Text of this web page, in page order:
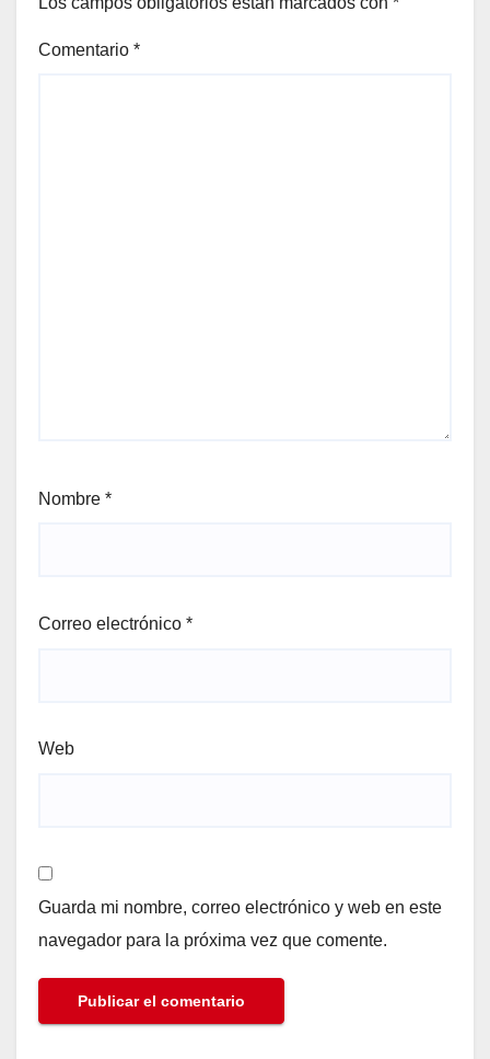
Comentario *
Nombre *
Correo electrónico *
Web
Guarda mi nombre, correo electrónico y web en este
navegador para la próxima vez que comente.